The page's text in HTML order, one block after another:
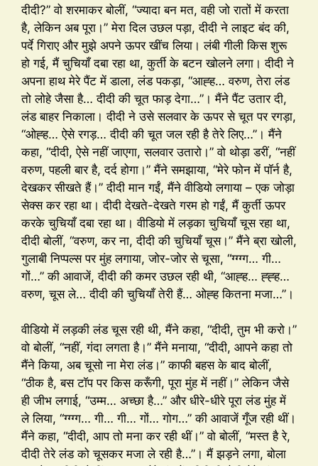
दीदी?” वो शरमाकर बोलीं, “ज्यादा बन मत, वही जो रातों में करता
है, लेकिन अब पूरा।” मेरा दिल उछल पड़ा, दीदी ने लाइट बंद की,
पर्दे गिराए और मुझे अपने ऊपर खींच लिया। लंबी गीली किस शुरू
हो गई, मैं चुचियाँ दबा रहा था, कुर्ती के बटन खोलने लगा। दीदी ने
अपना हाथ मेरे पैंट में डाला, लंड पकड़ा, “आह्ह… वरुण, तेरा लंड
तो लोहे जैसा है… दीदी की चूत फाड़ देगा…”। मैंने पैंट उतार दी,
लंड बाहर निकाला। दीदी ने उसे सलवार के ऊपर से चूत पर रगड़ा,
“ओह्ह… ऐसे रगड़… दीदी की चूत जल रही है तेरे लिए…”। मैंने
कहा, “दीदी, ऐसे नहीं जाएगा, सलवार उतारो।” वो थोड़ा डरीं, “नहीं
वरुण, पहली बार है, दर्द होगा।” मैंने समझाया, “मेरे फोन में पॉर्न है,
देखकर सीखते हैं।” दीदी मान गईं, मैंने वीडियो लगाया – एक जोड़ा
सेक्स कर रहा था। दीदी देखते-देखते गरम हो गईं, मैं कुर्ती ऊपर
करके चुचियाँ दबा रहा था। वीडियो में लड़का चुचियाँ चूस रहा था,
दीदी बोलीं, “वरुण, कर ना, दीदी की चुचियाँ चूस।” मैंने ब्रा खोली,
गुलाबी निप्पल्स पर मुंह लगाया, जोर-जोर से चूसा, “ग्ग्ग्ग… गी…
गों…” की आवाजें, दीदी की कमर उछल रही थी, “आह्ह… ह्ह्ह…
वरुण, चूस ले… दीदी की चुचियाँ तेरी हैं… ओह्ह कितना मजा…”।
वीडियो में लड़की लंड चूस रही थी, मैंने कहा, “दीदी, तुम भी करो।”
वो बोलीं, “नहीं, गंदा लगता है।” मैंने मनाया, “दीदी, आपने कहा तो
मैंने किया, अब चूसो ना मेरा लंड।” काफी बहस के बाद बोलीं,
“ठीक है, बस टॉप पर किस करूँगी, पूरा मुंह में नहीं।” लेकिन जैसे
ही जीभ लगाई, “उम्म… अच्छा है…” और धीरे-धीरे पूरा लंड मुंह में
ले लिया, “ग्ग्ग्ग… गी… गी… गों… गोग…” की आवाजें गूँज रही थीं।
मैंने कहा, “दीदी, आप तो मना कर रही थीं।” वो बोलीं, “मस्त है रे,
दीदी तेरे लंड को चूसकर मजा ले रही है…”। मैं झड़ने लगा, बोला